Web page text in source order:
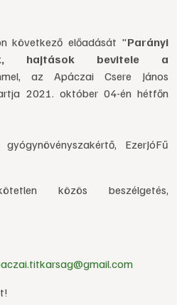
következő előadását "Parányi
hajtások bevitele a
az Apáczai Csere János
2021. október 04-én hétfőn
EzerJóFű
közös beszélgetés,